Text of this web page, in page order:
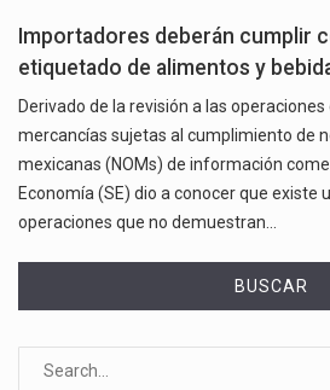
Importadores deberán cumplir
etiquetado de alimentos y
Derivado de la revisión a las
mercancías sujetas al cumplimiento de
mexicanas (NOMs) de información
Economía (SE) dio a conocer que existe
operaciones que no demuestran…
BUSCAR